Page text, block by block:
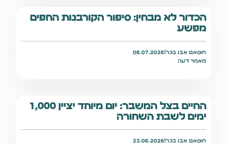
הכדור לא מבחין: סיפור הקורבנות החפים
מפשע
חוסאם אבו בכר |
06.07.2026
מאמר דעה
החיים בצל המשבר: יום מיוחד יציין 1,000
ימים לשבת השחורה
חוסאם אבו בכר |
23.06.2026